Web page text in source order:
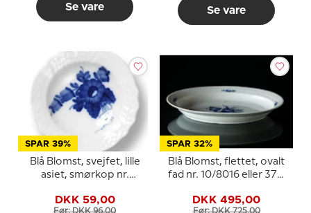
Se vare Se vare
SPAR 39%
Blå Blomst, svejfet, lille
asiet, smørkop nr.
Copenhagen ø8cm
DKK 59,00
Før: DKK 96,00
SPAR 32%
Blå Blomst, flettet, ovalt
fad nr. 10/8016 eller 374,
33cm
DKK 495,00
Før: DKK 725,00